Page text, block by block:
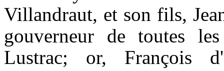
Villandraut, et son fils,
gouverneur de toutes
Lustrac; or, François